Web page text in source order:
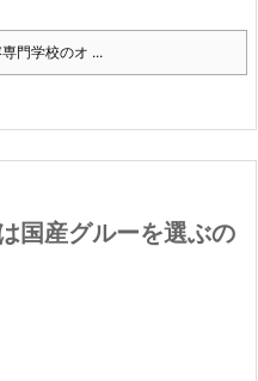
門学校のオ ...
国産グルーを選ぶの